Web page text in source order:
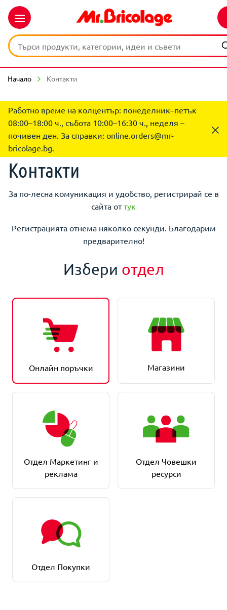
Начало Контакти
Работно време на колцентър: понеделник–петък
08:00–18:00 ч., събота 10:00–16:30 ч., неделя –
почивен ден. За справки: online.orders@mr-
bricolage.bg.
Контакти
За по-лесна комуникация и удобство, регистрирай се в
сайта оттук
Регистрацията отнема няколко секунди. Благодарим
предварително!
Избери отдел
Онлайн поръчки Магазини
Отдел Маркетинг и
реклама
Отдел Човешки
ресурси
Отдел Покупки